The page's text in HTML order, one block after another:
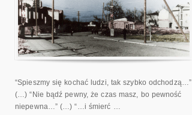
“Spieszmy się kochać ludzi, tak szybko odchodzą…”
(…) “Nie bądź pewny, że czas masz, bo pewność
niepewna…” (…) “…i śmierć …